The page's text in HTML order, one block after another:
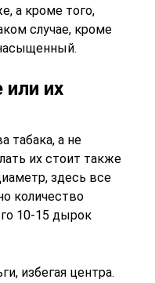
а кроме того,
случае, кроме
их
табака, а не
их стоит также
здесь все
количество
10-15 дырок
избегая центра.